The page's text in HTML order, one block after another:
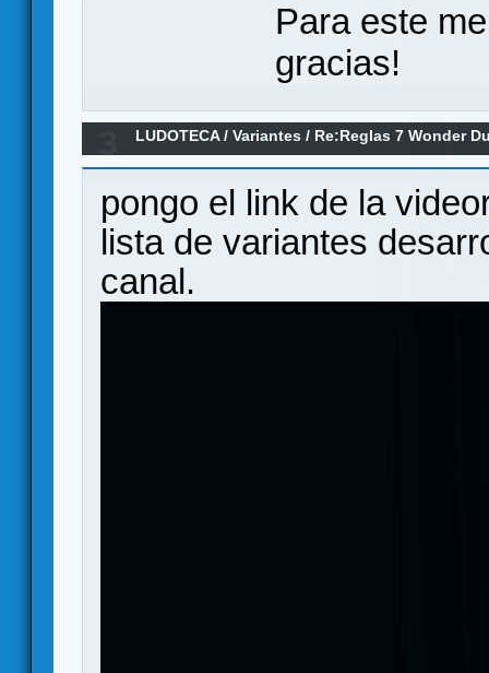
Para este
gracias!
LUDOTECA/Variantes / Re:Reglas 7 Wonder
pongo el link de la
lista de variantes
canal.